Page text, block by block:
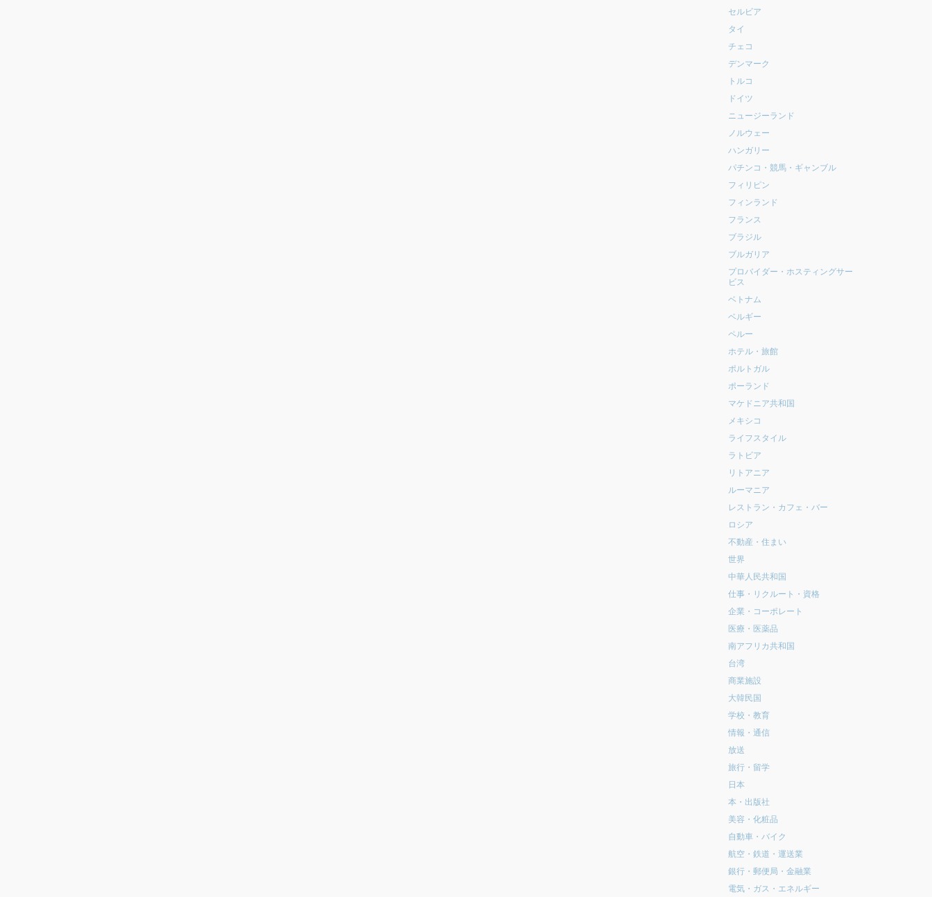
セルビア
タイ
チェコ
デンマーク
トルコ
ドイツ
ニュージーランド
ノルウェー
ハンガリー
パチンコ・競馬・ギャンブル
フィリピン
フィンランド
フランス
ブラジル
ブルガリア
プロバイダー・ホスティングサー
ビス
ベトナム
ベルギー
ペルー
ホテル・旅館
ポルトガル
ポーランド
マケドニア共和国
メキシコ
ライフスタイル
ラトビア
リトアニア
ルーマニア
レストラン・カフェ・バー
ロシア
不動産・住まい
世界
中華人民共和国
仕事・リクルート・資格
企業・コーポレート
医療・医薬品
南アフリカ共和国
台湾
商業施設
大韓民国
学校・教育
情報・通信
放送
旅行・留学
日本
本・出版社
美容・化粧品
自動車・バイク
航空・鉄道・運送業
銀行・郵便局・金融業
電気・ガス・エネルギー